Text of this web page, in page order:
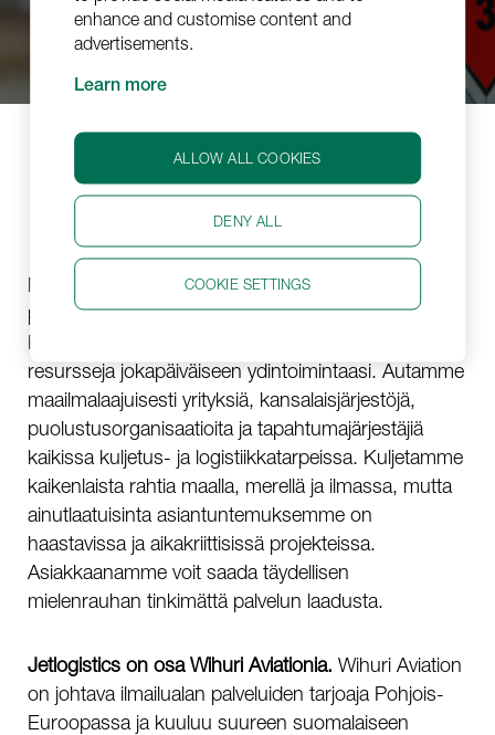
Kokonaisvaltainen
palveluntarjoaja haastavissa rahti-
Me olemme Jetlogistics, kokonaisvaltainen
palveluntarjoaja kaikkiin rahti- ja logistiikkatarpeisiisi.
Käyttämällä palveluitamme, vapautat arvokkaita
resursseja jokapäiväiseen ydintoimintaasi. Autamme
maailmalaajuisesti yrityksiä, kansalaisjärjestöjä,
puolustusorganisaatioita ja tapahtumajärjestäjiä
kaikissa kuljetus- ja logistiikkatarpeissa. Kuljetamme
kaikenlaista rahtia maalla, merellä ja ilmassa, mutta
ainutlaatuisinta asiantuntemuksemme on
haastavissa ja aikakriittisissä projekteissa.
Asiakkaanamme voit saada täydellisen
mielenrauhan tinkimättä palvelun laadusta.
Jetlogistics on osa Wihuri Aviationia. Wihuri Aviation
on johtava ilmailualan palveluiden tarjoaja Pohjois-
Euroopassa ja kuuluu suureen suomalaiseen
enhance and customise content and
advertisements.
Learn more
ALLOW ALL COOKIES
DENY ALL
COOKIE SETTINGS